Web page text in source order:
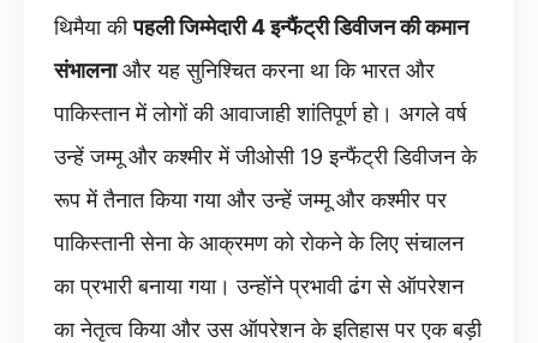
थिमैया कीपहली जिम्मेदारी 4 इन्फैंट्री डिवीजन की कमान
संभालनाऔर यह सुनिश्चित करना था कि भारत और
पाकिस्तान में लोगों की आवाजाही शांतिपूर्ण हो। अगले वर्ष
उन्हें जम्मू और कश्मीर में जीओसी 19 इन्फैंट्री डिवीजन के
रूप में तैनात किया गया और उन्हें जम्मू और कश्मीर पर
पाकिस्तानी सेना के आक्रमण को रोकने के लिए संचालन
का प्रभारी बनाया गया। उन्होंने प्रभावी ढंग से ऑपरेशन
का नेतृत्व किया और उस ऑपरेशन के इतिहास पर एक बड़ी